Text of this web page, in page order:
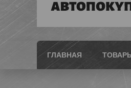
ГЛАВНАЯ